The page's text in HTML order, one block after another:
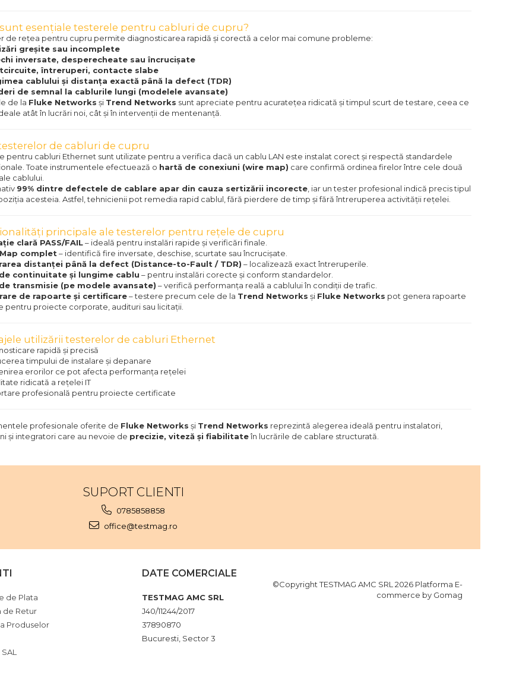
esențiale testerele pentru cabluri de cupru?
de rețea pentru cupru permite diagnosticarea rapidă și corectă a celor mai comune probleme:
greșite sau incomplete
inversate, desperecheate sau încrucișate
întreruperi, contacte slabe
cablului și distanța exactă până la defect (TDR)
de semnal la cablurile lungi (modelele avansate)
de la Fluke Networks și Trend Networks sunt apreciate pentru acuratețea ridicată și timpul scurt de testare, ceea ce
atât în lucrări noi, cât și în intervenții de mentenanță.
de cabluri de cupru
pentru cabluri Ethernet sunt utilizate pentru a verifica dacă un cablu LAN este instalat corect și respectă standardele
Toate instrumentele efectuează o hartă de conexiuni (wire map) care confirmă ordinea firelor între cele două
cablului.
99% dintre defectele de cablare apar din cauza sertizării incorecte, iar un tester profesional indică precis tipul
acesteia. Astfel, tehnicienii pot remedia rapid cablul, fără pierdere de timp și fără întreruperea activității rețelei.
principale ale testerelor pentru rețele de cupru
clară PASS/FAIL– ideală pentru instalări rapide și verificări finale.
complet – identifică fire inversate, deschise, scurtate sau încrucișate.
distanței până la defect (Distance-to-Fault / TDR) – localizează exact întreruperile.
continuitate și lungime cablu – pentru instalări corecte și conform standardelor.
transmisie (pe modele avansate) – verifică performanța reală a cablului în condiții de trafic.
de rapoarte și certificare– testere precum cele de la Trend Networks și Fluke Networks pot genera rapoarte
pentru proiecte corporate, audituri sau licitații.
utilizării testerelor de cabluri Ethernet
rapidă și precisă
timpului de instalare și depanare
erorilor ce pot afecta performanța rețelei
ridicată a rețelei IT
profesională pentru proiecte certificate
profesionale oferite de Fluke Networks și Trend Networks reprezintă alegerea ideală pentru instalatori,
și integratori care au nevoie de precizie, viteză și fiabilitateîn lucrările de cablare structurată.
SUPORT CLIENTI
0785858858
office@testmag.ro
de Plata
de Retur
Produselor
DATE COMERCIALE
TESTMAG AMC SRL
J40/11244/2017
37890870
Bucuresti, Sector 3
©Copyright TESTMAG AMC SRL 2026 Platforma E-
commerce by Gomag